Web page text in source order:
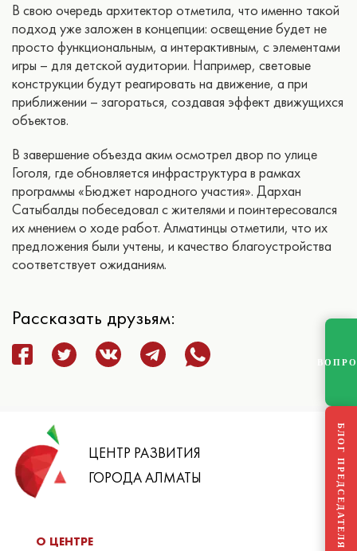
В свою очередь архитектор отметила, что именно такой
подход уже заложен в концепции: освещение будет не
просто функциональным, а интерактивным, с элементами
игры – для детской аудитории. Например, световые
конструкции будут реагировать на движение, а при
приближении – загораться, создавая эффект движущихся
объектов.
В завершение объезда аким осмотрел двор по улице
Гоголя, где обновляется инфраструктура в рамках
программы «Бюджет народного участия». Дархан
Сатыбалды побеседовал с жителями и поинтересовался
их мнением о ходе работ. Алматинцы отметили, что их
предложения были учтены, и качество благоустройства
соответствует ожиданиям.
Рассказать друзьям:
ЦЕНТР РАЗВИТИЯ
ГОРОДА АЛМАТЫ
О ЦЕНТРЕ БЛОГ ПРЕДСЕДАТЕЛЯ